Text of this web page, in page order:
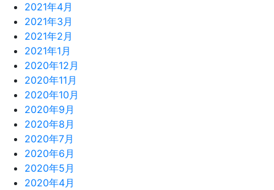
2021年4月
2021年3月
2021年2月
2021年1月
2020年12月
2020年11月
2020年10月
2020年9月
2020年8月
2020年7月
2020年6月
2020年5月
2020年4月